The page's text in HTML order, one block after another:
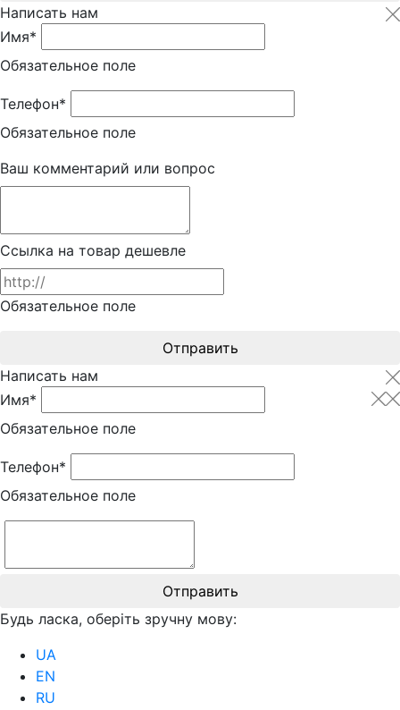
Написать нам
Имя*
Обязательное поле
Телефон*
Обязательное поле
Ваш комментарий или вопрос
Ссылка на товар дешевле
Обязательное поле
Отправить
Написать нам
Имя*
Обязательное поле
Телефон*
Обязательное поле
Отправить
Будь ласка, оберіть зручну мову:
UA
EN
RU